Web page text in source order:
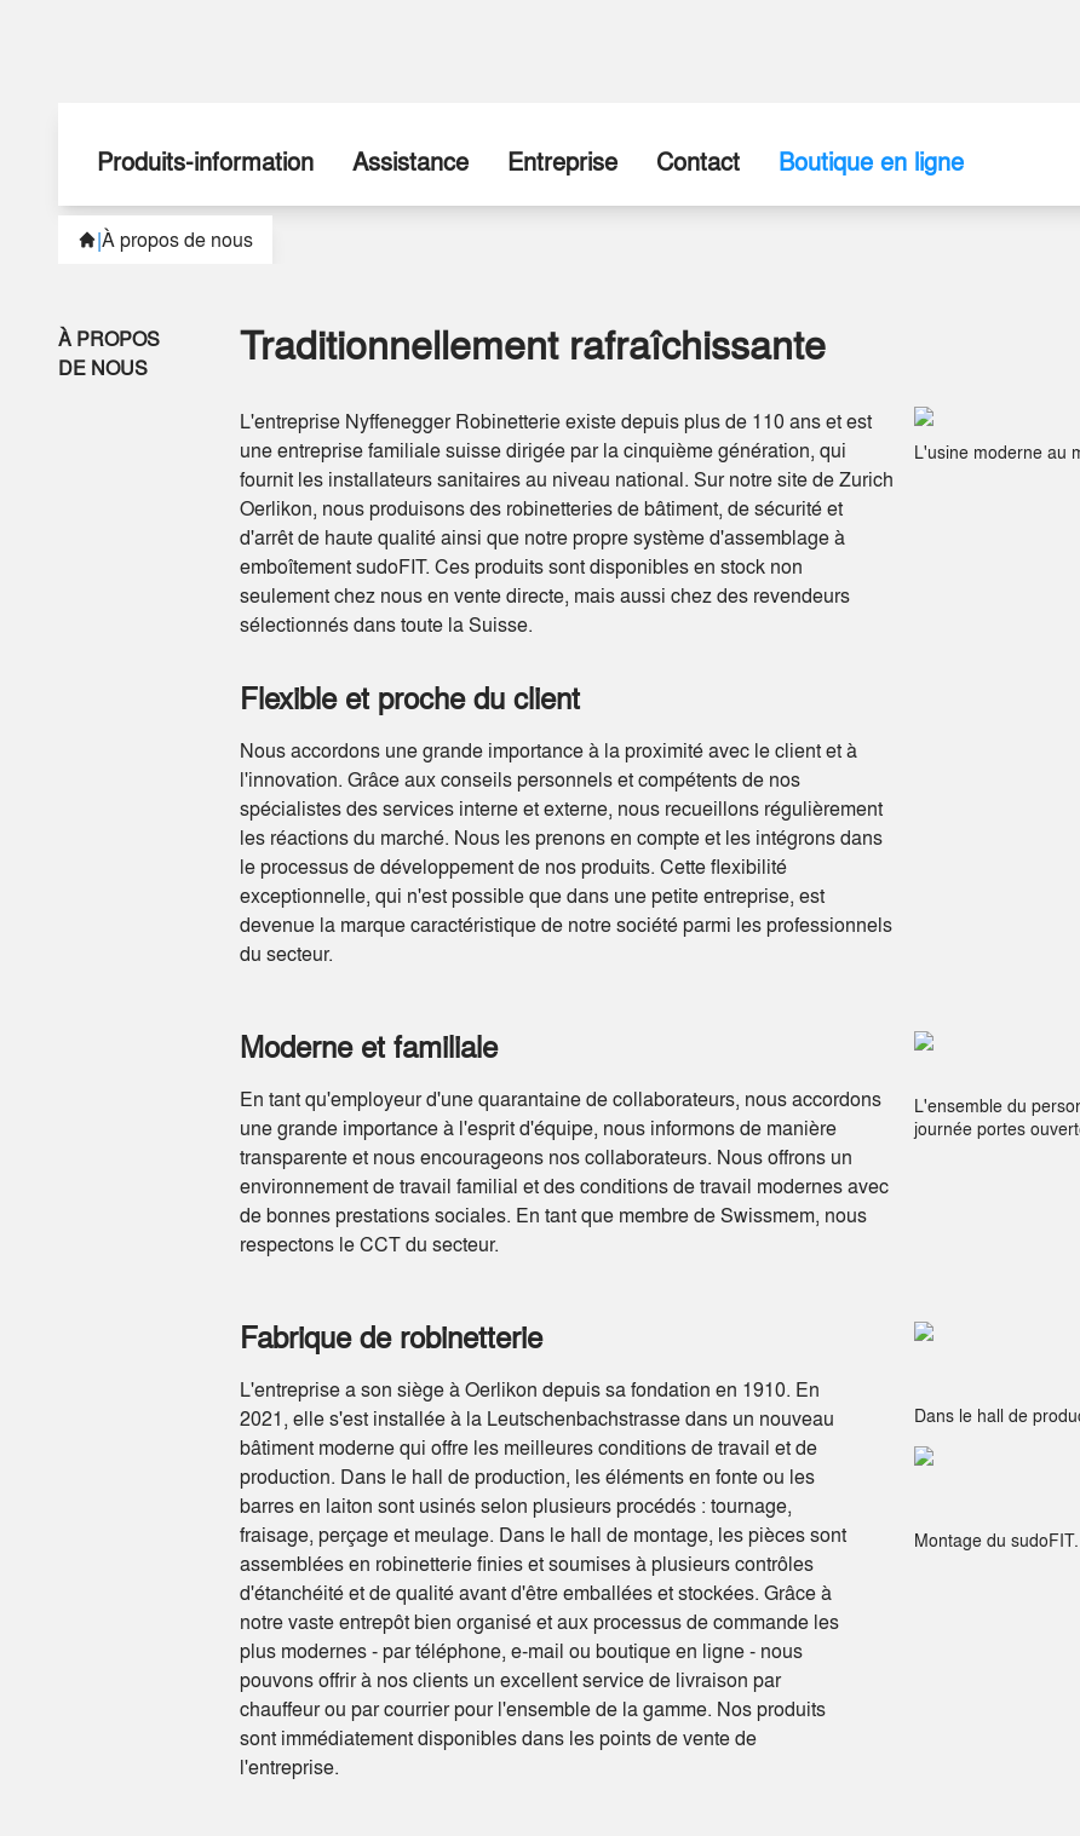
Produits-information
Promotions
Hausse de prix
Installation cuisine
Assistance
Téléchargements
Formation
Entreprise
Notre Équipe
Partenaires commerciaux
Postes vacants
Contact Boutique en ligne
|À propos de nous
À PROPOS
DE NOUS
Traditionnellement rafraîchissante
L'entreprise Nyffenegger Robinetterie existe depuis plus de 110 ans et est
une entreprise familiale suisse dirigée par la cinquième génération, qui
fournit les installateurs sanitaires au niveau national. Sur notre site de Zurich
Oerlikon, nous produisons des robinetteries de bâtiment, de sécurité et
d'arrêt de haute qualité ainsi que notre propre système d'assemblage à
emboîtement sudoFIT. Ces produits sont disponibles en stock non
seulement chez nous en vente directe, mais aussi chez des revendeurs
sélectionnés dans toute la Suisse.
Flexible et proche du client
Nous accordons une grande importance à la proximité avec le client et à
l'innovation. Grâce aux conseils personnels et compétents de nos
spécialistes des services interne et externe, nous recueillons régulièrement
les réactions du marché. Nous les prenons en compte et les intégrons dans
le processus de développement de nos produits. Cette flexibilité
exceptionnelle, qui n'est possible que dans une petite entreprise, est
devenue la marque caractéristique de notre société parmi les professionnels
du secteur.
L'usine moderne au
Moderne et familiale
En tant qu'employeur d'une quarantaine de collaborateurs, nous accordons
une grande importance à l'esprit d'équipe, nous informons de manière
transparente et nous encourageons nos collaborateurs. Nous offrons un
environnement de travail familial et des conditions de travail modernes avec
de bonnes prestations sociales. En tant que membre de Swissmem, nous
respectons le CCT du secteur.
L'ensemble du
journée portes
Fabrique de robinetterie
L'entreprise a son siège à Oerlikon depuis sa fondation en 1910. En
2021, elle s'est installée à la Leutschenbachstrasse dans un nouveau
bâtiment moderne qui offre les meilleures conditions de travail et de
production. Dans le hall de production, les éléments en fonte ou les
barres en laiton sont usinés selon plusieurs procédés : tournage,
fraisage, perçage et meulage. Dans le hall de montage, les pièces sont
assemblées en robinetterie finies et soumises à plusieurs contrôles
d'étanchéité et de qualité avant d'être emballées et stockées. Grâce à
notre vaste entrepôt bien organisé et aux processus de commande les
plus modernes - par téléphone, e-mail ou boutique en ligne - nous
pouvons offrir à nos clients un excellent service de livraison par
chauffeur ou par courrier pour l'ensemble de la gamme. Nos produits
sont immédiatement disponibles dans les points de vente de
l'entreprise.
Dans le hall de
Montage du sudoFIT.